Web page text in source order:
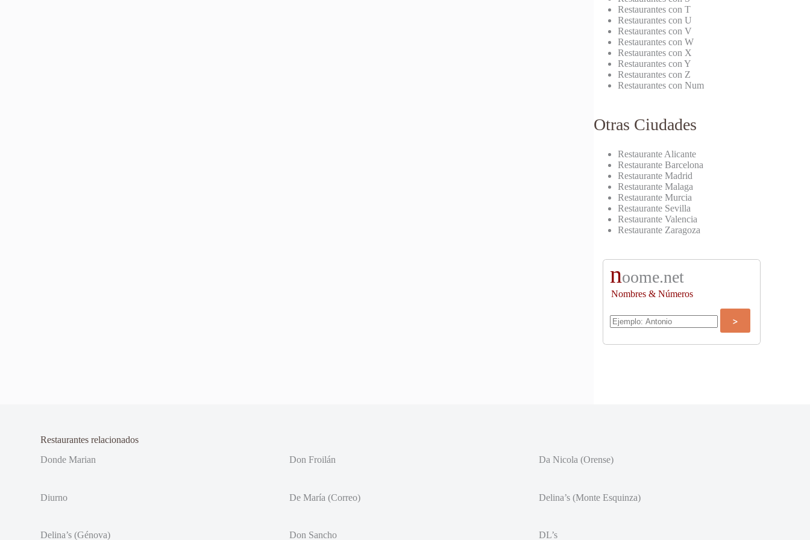
Restaurantes con T
Restaurantes con U
Restaurantes con V
Restaurantes con W
Restaurantes con X
Restaurantes con Y
Restaurantes con Z
Restaurantes con Num
Otras Ciudades
Restaurante Alicante
Restaurante Barcelona
Restaurante Madrid
Restaurante Malaga
Restaurante Murcia
Restaurante Sevilla
Restaurante Valencia
Restaurante Zaragoza
noome.net
Nombres & Números
Restaurantes relacionados
Donde Marian
Don Froilán Da Nicola (Orense)
Diurno De María (Correo) Delina’s (Monte Esquinza)
Delina’s (Génova) Don Sancho DL’s